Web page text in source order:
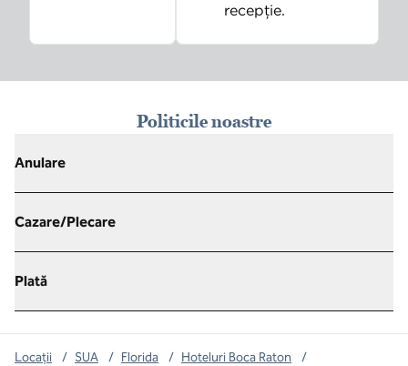
recepție.
Politicile noastre
Anulare
Cazare/Plecare
Plată
Locații / SUA / Florida / Hoteluri Boca Raton
/